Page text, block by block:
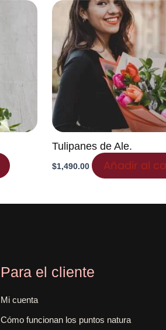
Tulipanes de Ale.
$1,490.00 Añadir al
Para el cliente
Mi cuenta
Cómo funcionan los puntos natura